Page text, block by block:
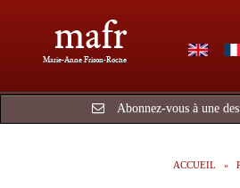
mafr
Marie-Anne Frison-Roche
Abonnez-vous à une
ACCUEIL